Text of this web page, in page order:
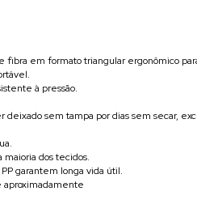
fibra em formato triangular ergonômico
à pressão.
ser deixado sem tampa por dias sem secar,
maioria dos tecidos.
PP garantem longa vida útil.
aproximadamente